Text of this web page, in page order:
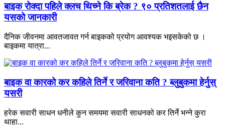
बाइक रोक्दा पहिले क्लच थिच्ने कि ब्रेक ? ९० प्रतिशतलाई छैन
यसको जानकारी
दैनिक जीवनमा आवतजावत गर्न बाइकको प्रयोग आवश्यक भइसकेको छ ।
बाइकमा यात्रा...
बाइक वा कारको कर कहिले तिर्ने र जरिवाना कति ? ब्लुबुकमा हेर्नुस्
यसरी
हरेक सवारी साधन धनीले कुन समयमा सवारी साधनको कर तिर्ने भन्ने कुरा
थाहा...